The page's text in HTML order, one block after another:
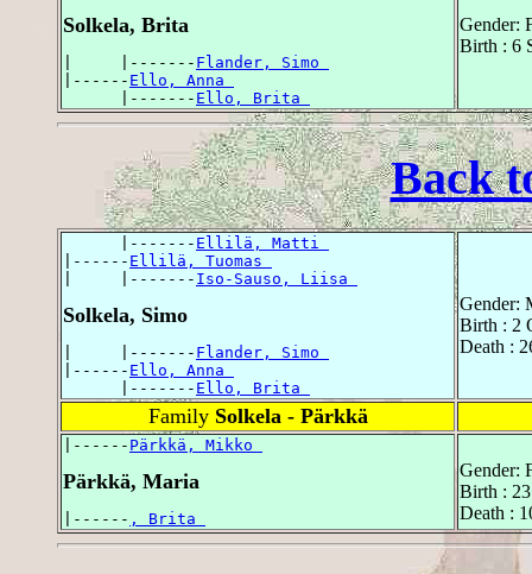
Solkela, Brita
|     |------- Flander, Simo
|------ Ello, Anna
      |-------
Ello, Brita
Gender:
Birth : 6
Back
      |-------
Ellilä, Matti
|------ Ellilä, Tuomas
|     |------- Iso-Sauso, Liisa
Solkela, Simo
|     |------- Flander, Simo
|------ Ello, Anna
      |-------
Ello, Brita
Gender:
Birth : 2
Death :
Family Solkela - Pärkkä
|------ Pärkkä, Mikko
Pärkkä, Maria
|------ , Brita
Gender:
Birth :
Death :